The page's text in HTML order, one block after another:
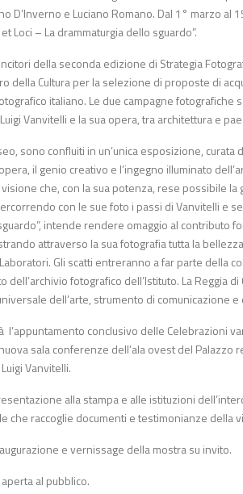
D’Inverno e Luciano Romano. Dal 1° marzo
Loci – La drammaturgia dello sguardo”.
della seconda edizione di Strategia
della Cultura per la selezione di proposte di
italiano. Le due campagne fotografiche
Vanvitelli e la sua opera, tra architettura e
sono confluiti in un’unica esposizione,
il genio creativo e l’ingegno illuminato
che, con la sua potenza, rese possibile
con le sue foto i passi di Vanvitelli e
intende rendere omaggio al contributo
attraverso la sua fotografia tutta la
Gli scatti entreranno a far parte della
dell’archivio fotografico dell’Istituto. La
dell’arte, strumento di comunicazione
l’appuntamento conclusivo delle Celebrazioni
sala conferenze dell’ala ovest del
Vanvitelli.
alla stampa e alle istituzioni
che raccoglie documenti e testimonianze della
e vernissage della mostra su invito.
al pubblico.